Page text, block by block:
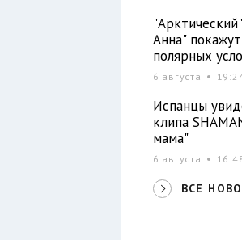
Анна"
полярных
6 августа
Испанцы
клипа
мама"
6 августа
ВСЕ